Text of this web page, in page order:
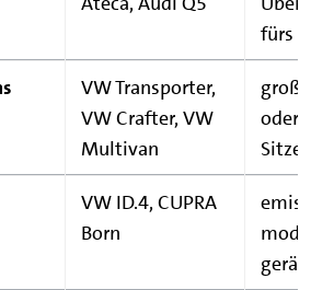
fürs
VW Transporter,
VW Crafter, VW
Multivan
oder
Sitze
VW ID.4, CUPRA
Born